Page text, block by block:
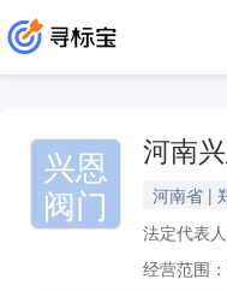
兴恩
阀门
河南
河南省 |
法定代表人
经营范围：